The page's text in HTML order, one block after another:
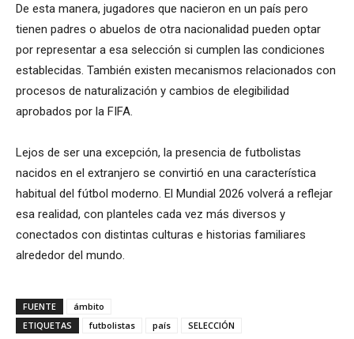
De esta manera, jugadores que nacieron en un país pero
tienen padres o abuelos de otra nacionalidad pueden optar
por representar a esa selección si cumplen las condiciones
establecidas. También existen mecanismos relacionados con
procesos de naturalización y cambios de elegibilidad
aprobados por la FIFA.
Lejos de ser una excepción, la presencia de futbolistas
nacidos en el extranjero se convirtió en una característica
habitual del fútbol moderno. El Mundial 2026 volverá a reflejar
esa realidad, con planteles cada vez más diversos y
conectados con distintas culturas e historias familiares
alrededor del mundo.
FUENTE
ámbito
ETIQUETAS
futbolistas país SELECCIÓN